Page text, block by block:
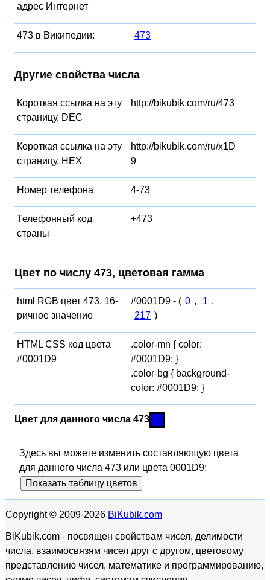
адрес Интернет
473 в Википедии: 473
Другие свойства числа
Короткая ссылка на эту
страницу, DEC
http://bikubik.com/ru/473
Короткая ссылка на эту
страницу, HEX
http://bikubik.com/ru/x1D
9
Номер телефона 4-73
Телефонный код
страны
+473
Цвет по числу 473, цветовая гамма
html RGB цвет 473, 16-
ричное значение
#0001D9 - ( 0 , 1 ,
217 )
HTML CSS код цвета
#0001D9
.color-mn { color:
#0001D9; }
.color-bg { background-
color: #0001D9; }
Цвет для данного числа 473
Здесь вы можете изменить составляющую цвета
для данного числа 473 или цвета 0001D9:
Показать таблицу цветов
Copyright © 2009-2026 BiKubik.com
BiKubik.com - посвящен свойствам чисел, делимости
числа, взаимосвязям чисел друг с другом, цветовому
представлению чисел, математике и программированию,